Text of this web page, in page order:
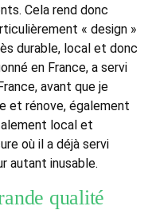
Cela rend donc
« design »
durable, local et donc
en France, a servi
avant que je
et rénove, également
local et
où il a déjà servi
autant inusable.
qualité